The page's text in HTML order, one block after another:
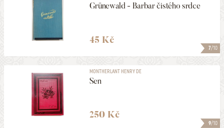
7/10
Grünewald - Barbar čistého srdce
45 Kč
9/10
MONTHERLANT HENRY DE
Sen
250 Kč